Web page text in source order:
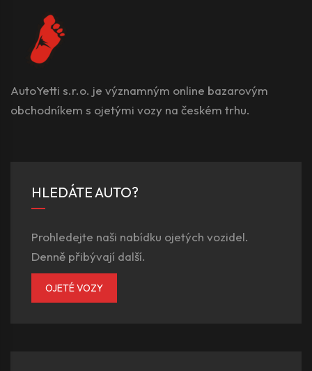
AutoYetti s.r.o. je významným online bazarovým
obchodníkem s ojetými vozy na českém trhu.
HLEDÁTE AUTO?
Prohledejte naši nabídku ojetých vozidel.
Denně přibývají další.
OJETÉ VOZY